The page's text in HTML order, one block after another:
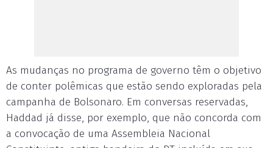
As mudanças no programa de governo têm o objetivo
de conter polêmicas que estão sendo exploradas pela
campanha de Bolsonaro. Em conversas reservadas,
Haddad já disse, por exemplo, que não concorda com
a convocação de uma Assembleia Nacional